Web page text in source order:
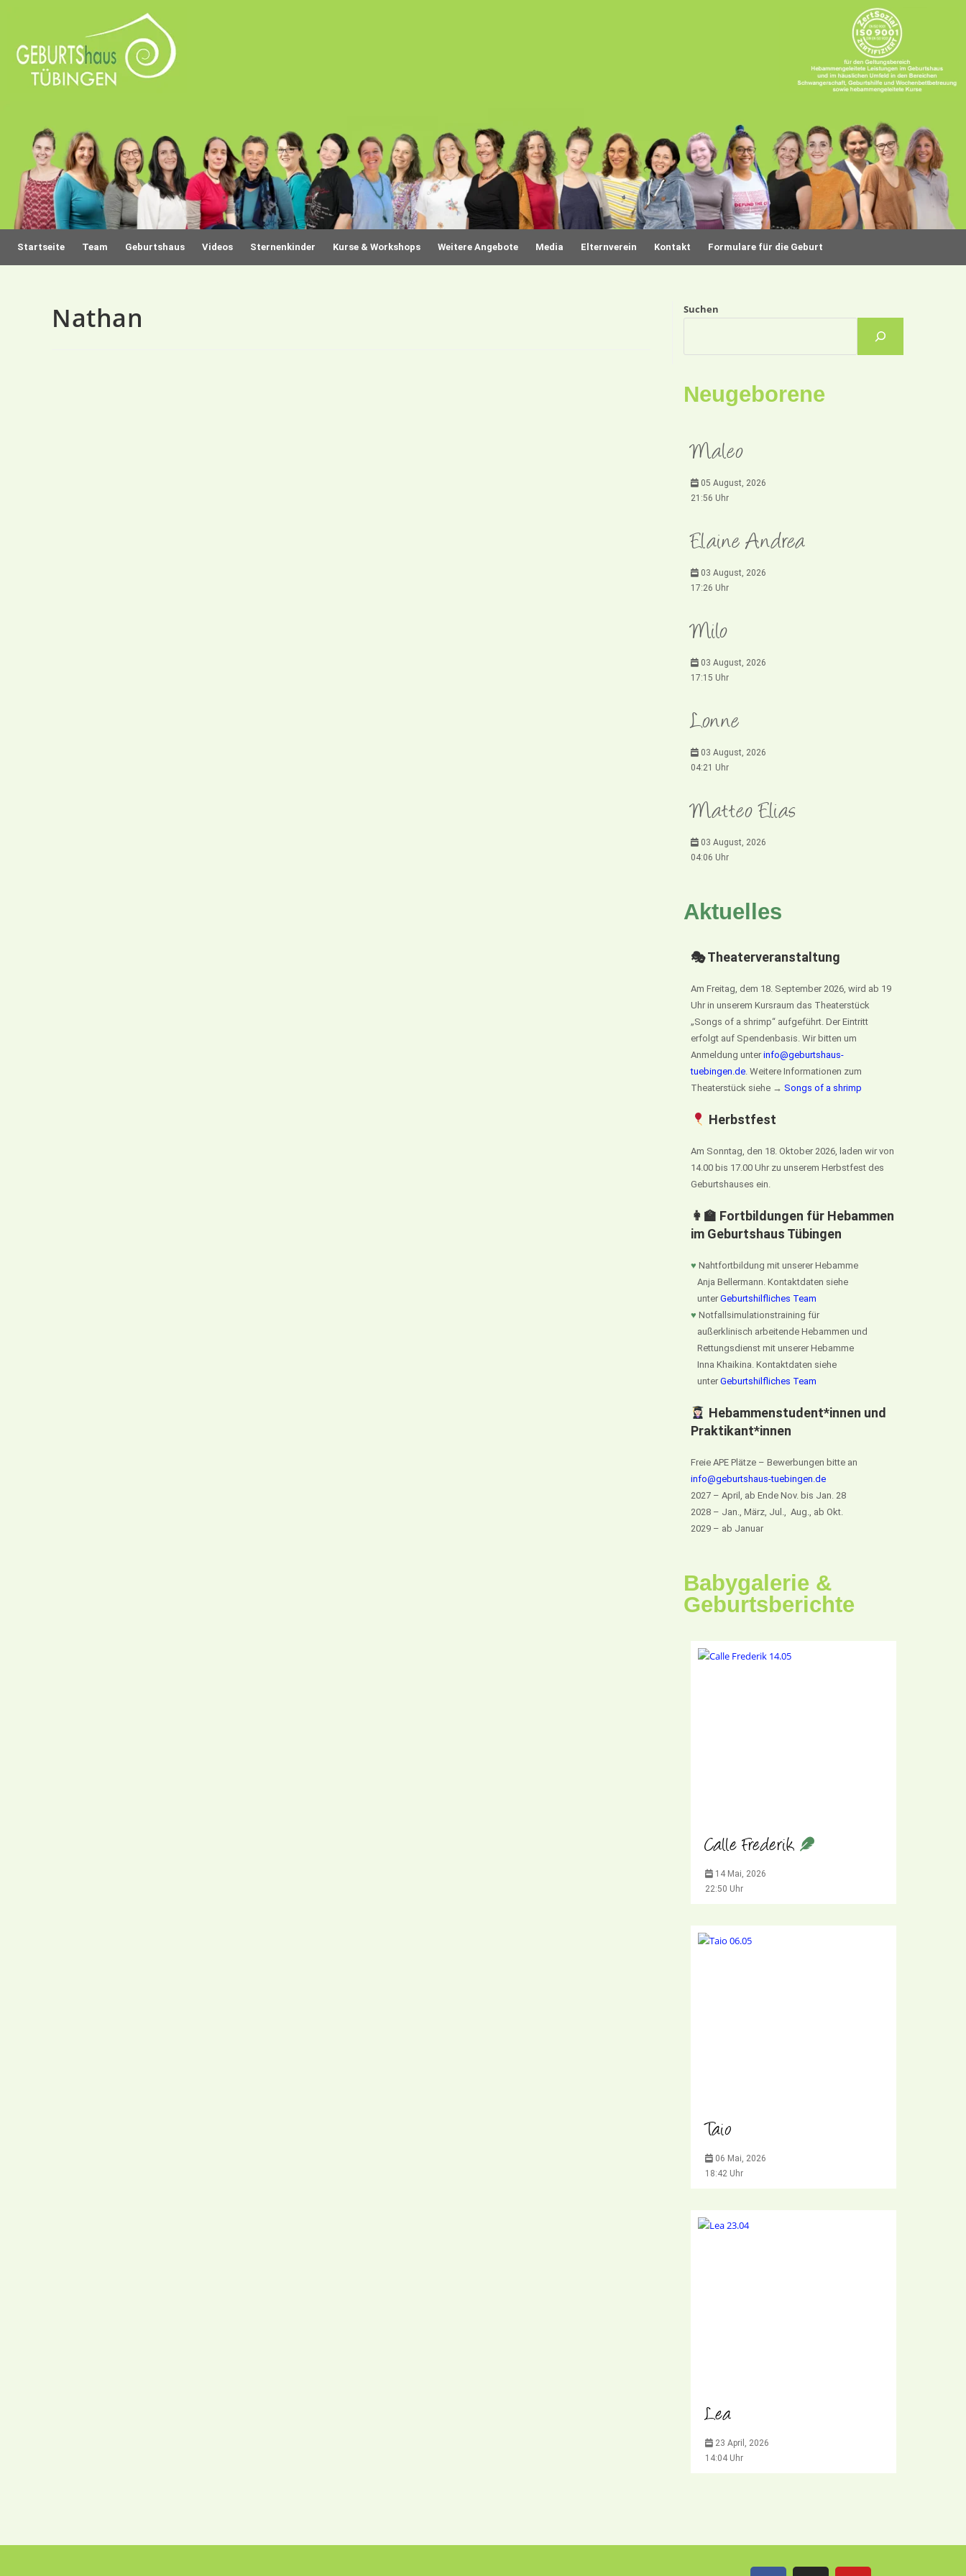
Startseite Team Geburtshaus Videos Sternenkinder Kurse & Workshops Weitere Angebote Media Elternverein Kontakt Formulare für die Geburt
Nathan Suchen
Neugeborene
Maleo
05 August, 2026
21:56 Uhr
Elaine Andrea
03 August, 2026
17:26 Uhr
Milo
03 August, 2026
17:15 Uhr
Lonne
03 August, 2026
04:21 Uhr
Matteo Elias
03 August, 2026
04:06 Uhr
Aktuelles
🎭 Theaterveranstaltung
Am Freitag, dem 18. September 2026, wird ab 19
Uhr in unserem Kursraum das Theaterstück
„Songs of a shrimp“ aufgeführt. Der Eintritt
erfolgt auf Spendenbasis. Wir bitten um
Anmeldung unter info@geburtshaus-
tuebingen.de. Weitere Informationen zum
Theaterstück siehe → Songs of a shrimp
Herbstfest
Am Sonntag, den 18. Oktober 2026, laden wir von
14.00 bis 17.00 Uhr zu unserem Herbstfest des
Geburtshauses ein.
👩‍🏫 Fortbildungen für Hebammen
im Geburtshaus Tübingen
♥ Nahtfortbildung mit unserer Hebamme
Anja Bellermann. Kontaktdaten siehe
unter Geburtshilfliches Team
♥ Notfallsimulationstraining für
außerklinisch arbeitende Hebammen und
Rettungsdienst mit unserer Hebamme
Inna Khaikina. Kontaktdaten siehe
unter Geburtshilfliches Team
Hebammenstudent*innen und
Praktikant*innen
Freie APE Plätze – Bewerbungen bitte an
info@geburtshaus-tuebingen.de
2027 – April, ab Ende Nov. bis Jan. 28
2028 – Jan., März, Jul., Aug., ab Okt.
2029 – ab Januar
Babygalerie &
Geburtsberichte
Calle Frederik
14 Mai, 2026
22:50 Uhr
Taio
06 Mai, 2026
18:42 Uhr
Lea
23 April, 2026
14:04 Uhr